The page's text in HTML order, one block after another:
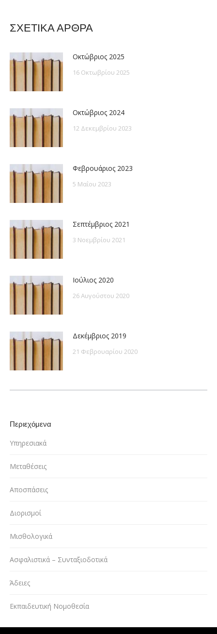
ΣΧΕΤΙΚΑ ΑΡΘΡΑ
Οκτώβριος 2025
16 Οκτωβρίου 2025
Οκτώβριος 2024
12 Δεκεμβρίου 2023
Φεβρουάριος 2023
5 Μαΐου 2023
Σεπτέμβριος 2021
3 Νοεμβρίου 2021
Ιούλιος 2020
26 Αυγούστου 2020
Δεκέμβριος 2019
21 Φεβρουαρίου 2020
Περιεχόμενα
Υπηρεσιακά
Μεταθέσεις
Αποσπάσεις
Διορισμοί
Μισθολογικά
Ασφαλιστικά – Συνταξιοδοτικά
Άδειες
Εκπαιδευτική Νομοθεσία